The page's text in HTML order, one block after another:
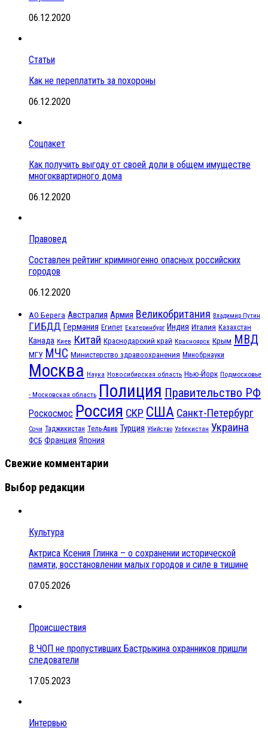
06.12.2020
Статьи
Как не переплатить за похороны
06.12.2020
Соцпакет
Как получить выгоду от своей доли в общем имуществе
многоквартирного дома
06.12.2020
Правовед
Составлен рейтинг криминогенно опасных российских
городов
06.12.2020
АО Берега Австралия Армия Великобритания Владимир Путин
ГИБДД Германия Египет Екатеринбург Индия Италия Казахстан
Канада Киев Китай Краснодарский край Красноярск Крым МВД
МГУ МЧС Министерство здравоохранения Минобрнауки
Москва Наука Новосибирская область Нью-Йорк Подмосковье
- Московская область Полиция Правительство РФ
Роскосмос Россия СКР США Санкт-Петербург
Сочи Таджикистан Тель-Авив Турция Убийство Узбекистан Украина
ФСБ Франция Япония
Свежие комментарии
Выбор редакции
Культура
Актриса Ксения Глинка – о сохранении исторической
памяти, восстановлении малых городов и силе в тишине
07.05.2026
Происшествия
В ЧОП не пропустивших Бастрыкина охранников пришли
следователи
17.05.2023
Интервью